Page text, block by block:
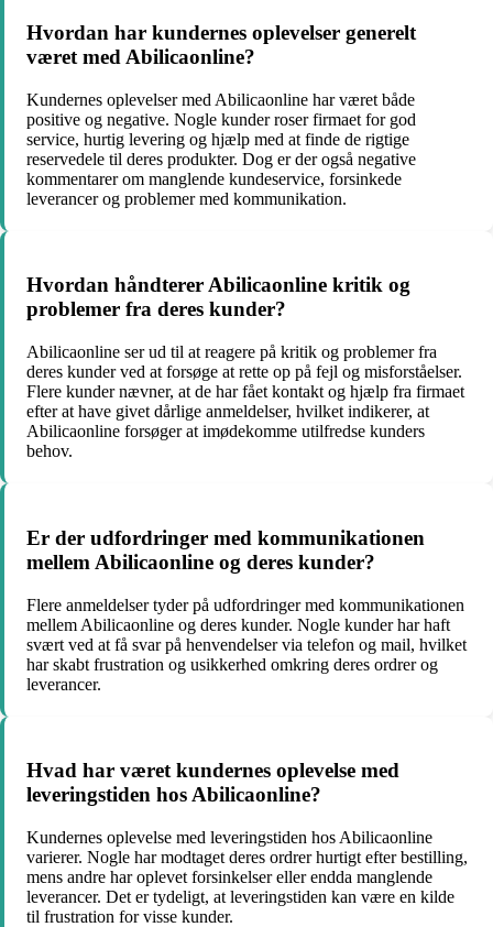
Hvordan har kundernes oplevelser generelt
været med Abilicaonline?
Kundernes oplevelser med Abilicaonline har været både
positive og negative. Nogle kunder roser firmaet for god
service, hurtig levering og hjælp med at finde de rigtige
reservedele til deres produkter. Dog er der også negative
kommentarer om manglende kundeservice, forsinkede
leverancer og problemer med kommunikation.
Hvordan håndterer Abilicaonline kritik og
problemer fra deres kunder?
Abilicaonline ser ud til at reagere på kritik og problemer fra
deres kunder ved at forsøge at rette op på fejl og misforståelser.
Flere kunder nævner, at de har fået kontakt og hjælp fra firmaet
efter at have givet dårlige anmeldelser, hvilket indikerer, at
Abilicaonline forsøger at imødekomme utilfredse kunders
behov.
Er der udfordringer med kommunikationen
mellem Abilicaonline og deres kunder?
Flere anmeldelser tyder på udfordringer med kommunikationen
mellem Abilicaonline og deres kunder. Nogle kunder har haft
svært ved at få svar på henvendelser via telefon og mail, hvilket
har skabt frustration og usikkerhed omkring deres ordrer og
leverancer.
Hvad har været kundernes oplevelse med
leveringstiden hos Abilicaonline?
Kundernes oplevelse med leveringstiden hos Abilicaonline
varierer. Nogle har modtaget deres ordrer hurtigt efter bestilling,
mens andre har oplevet forsinkelser eller endda manglende
leverancer. Det er tydeligt, at leveringstiden kan være en kilde
til frustration for visse kunder.